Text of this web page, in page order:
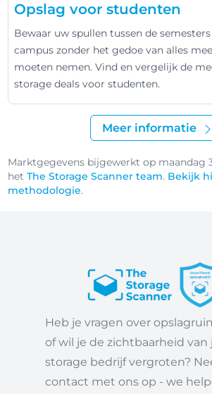
Opslag voor studenten
Bewaar uw spullen tussen de
campus zonder het gedoe van alles
moeten nemen. Vind en vergelijk de
storage deals voor studenten.
Meer informatie
Marktgegevens bijgewerkt op maandag
hetThe Storage Scanner team. Bekijk
methodologie.
Heb je vragen over
of wil je de zichtbaarheid van
storage bedrijf vergroten?
contact met ons op - we